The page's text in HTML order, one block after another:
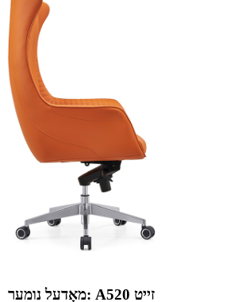
מאָדעל נומער: A520 זייט